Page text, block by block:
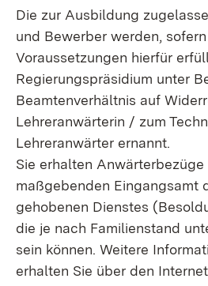
Die zur Ausbildung
und Bewerber werden,
Voraussetzungen hierfür
Regierungspräsidium unter
Beamtenverhältnis auf
Lehreranwärterin / zum
Lehreranwärter ernannt.
Sie erhalten Anwärterbezüge
maßgebenden Eingangsamt
gehobenen Dienstes
die je nach Familienstand
sein können. Weitere
erhalten Sie über den